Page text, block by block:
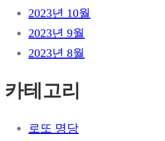
2023년 10월
2023년 9월
2023년 8월
카테고리
로또 명당